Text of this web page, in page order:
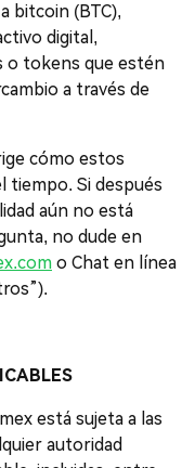
bitcoin (BTC),
digital,
o tokens que estén
a través de
cómo estos
tiempo. Si después
aún no está
no dude en
o Chat en línea
está sujeta a las
autoridad